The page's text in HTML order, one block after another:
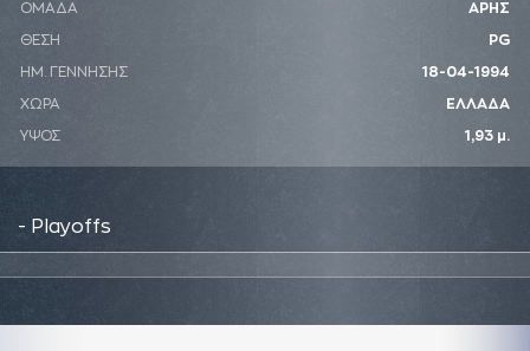
ΟΜΑΔΑ ΑΡΗΣ
ΘΕΣΗ PG
ΗΜ. ΓΕΝΝΗΣΗΣ 18-04-1994
ΧΩΡΑ ΕΛΛΑΔΑ
ΥΨΟΣ 1,93 μ.
- Playoffs